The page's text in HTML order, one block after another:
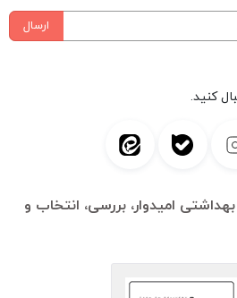
ارسال
کنید.
امیدوار، بررسی، انتخاب و